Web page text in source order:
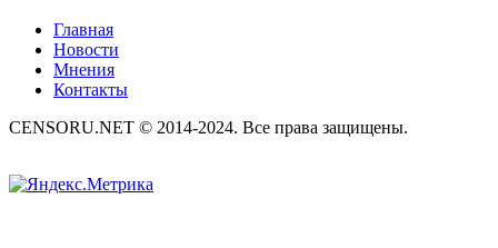
Главная
Новости
Мнения
Контакты
CENSORU.NET © 2014-2024. Все права защищены.